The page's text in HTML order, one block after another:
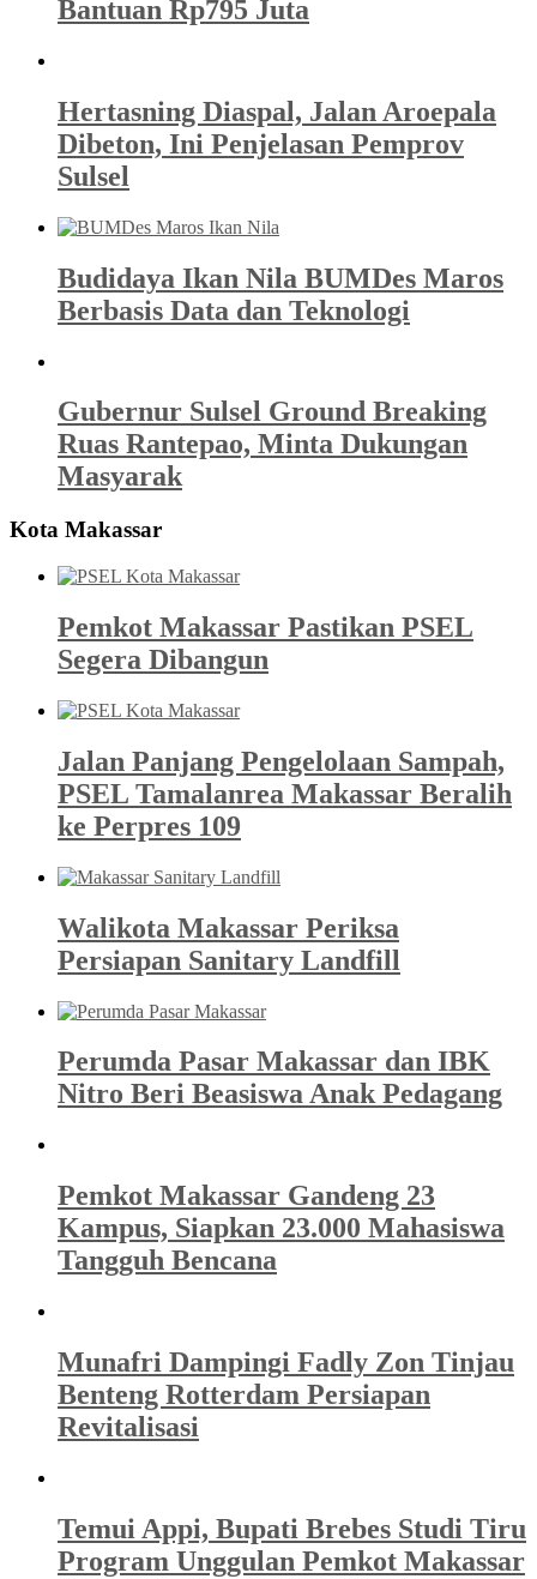
Bantuan Rp795 Juta
Hertasning Diaspal, Jalan Aroepala
Dibeton, Ini Penjelasan Pemprov
Sulsel
Budidaya Ikan Nila BUMDes Maros
Berbasis Data dan Teknologi
Gubernur Sulsel Ground Breaking
Ruas Rantepao, Minta Dukungan
Masyarak
Kota Makassar
Pemkot Makassar Pastikan PSEL
Segera Dibangun
Jalan Panjang Pengelolaan Sampah,
PSEL Tamalanrea Makassar Beralih
ke Perpres 109
Walikota Makassar Periksa
Persiapan Sanitary Landfill
Perumda Pasar Makassar dan IBK
Nitro Beri Beasiswa Anak Pedagang
Pemkot Makassar Gandeng 23
Kampus, Siapkan 23.000 Mahasiswa
Tangguh Bencana
Munafri Dampingi Fadly Zon Tinjau
Benteng Rotterdam Persiapan
Revitalisasi
Temui Appi, Bupati Brebes Studi Tiru
Program Unggulan Pemkot Makassar